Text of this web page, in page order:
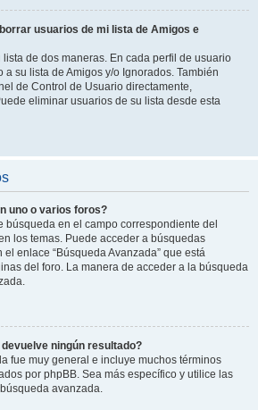
usuarios de mi lista de Amigos e
de dos maneras. En cada perfil de usuario
su lista de Amigos y/o Ignorados. También
de Control de Usuario directamente,
eliminar usuarios de su lista desde esta
uno o varios foros?
búsqueda en el campo correspondiente del
los temas. Puede acceder a búsquedas
enlace “Búsqueda Avanzada” que está
del foro. La manera de acceder a la búsqueda
ningún resultado?
fue muy general e incluye muchos términos
por phpBB. Sea más específico y utilice las
avanzada.